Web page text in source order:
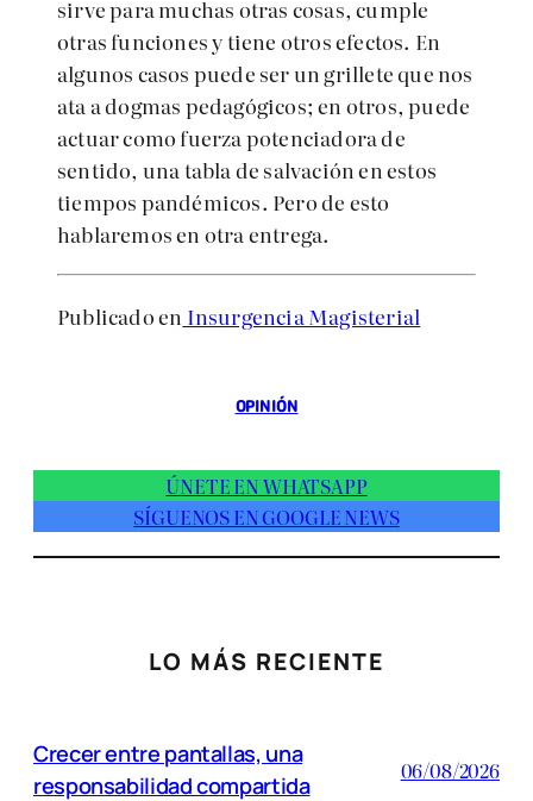
sirve para muchas otras cosas, cumple
otras funciones y tiene otros efectos. En
algunos casos puede ser un grillete que nos
ata a dogmas pedagógicos; en otros, puede
actuar como fuerza potenciadora de
sentido, una tabla de salvación en estos
tiempos pandémicos. Pero de esto
hablaremos en otra entrega.
Publicado en Insurgencia Magisterial
OPINIÓN
ÚNETE EN WHATSAPP
SÍGUENOS EN GOOGLE NEWS
LO MÁS RECIENTE
Crecer entre pantallas, una
responsabilidad compartida
06/08/2026